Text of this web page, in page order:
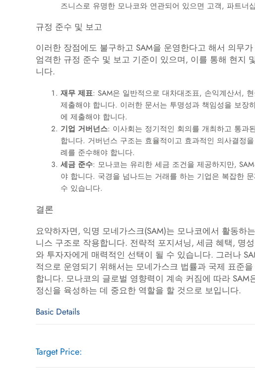
즈니스로 유명한 모나코와 연관되어 있으면 고객, 파트너
규정 준수 및 보고
이러한 장점에도 불구하고 SAM을 운영한다고 해서 의무
엄격한 규정 준수 및 보고 기준이 있으며, 이를 통해 현지
니다.
재무 제표: SAM은 일반적으로 대차대조표, 손익계산서,
제출해야 합니다. 이러한 문서는 투명성과 책임성을 보장
에 제출해야 합니다.
기업 거버넌스: 이사회는 정기적인 회의를 개최하고 통과
합니다. 거버넌스 구조는 효율적이고 효과적인 의사결정
례를 준수해야 합니다.
세금 준수: 모나코는 유리한 세금 조건을 제공하지만,
야 합니다. 국경을 넘나드는 거래를 하는 기업은 복잡한
수 있습니다.
결론
요약하자면, 익명 모네가스크(SAM)는 모나코에서 활동하
니스 구조로 작용합니다. 전략적 포지셔닝, 세금 혜택, 명
와 투자자에게 매력적인 선택이 될 수 있습니다. 그러나
적으로 운영되기 위해서는 모네가스크 법률과 국제 표준
합니다. 모나코의 글로벌 영향력이 계속 커짐에 따라
정신을 육성하는 데 중요한 역할을 할 것으로 보입니다.
Basic Details
Target Price: